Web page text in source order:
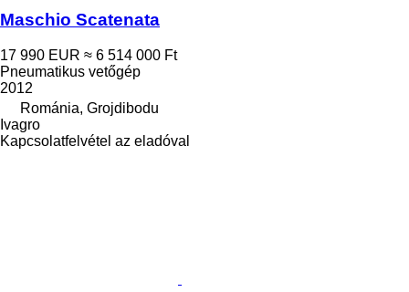
Maschio Scatenata
17 990 EUR ≈ 6 514 000 Ft
Pneumatikus vetőgép
2012
Románia, Grojdibodu
Ivagro
Kapcsolatfelvétel az eladóval